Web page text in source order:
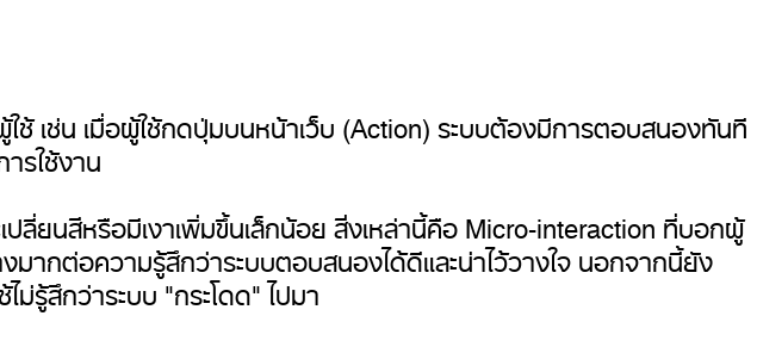
เช่น เมื่อผู้ใช้กดปุ่มบนหน้าเว็บ (Action) ระบบต้องมีการตอบสนองทันที
รใช้งาน
ลี่ยนสีหรือมีเงาเพิ่มขึ้นเล็กน้อย สิ่งเหล่านี้คือ Micro-interaction ที่บอกผู้
มากต่อความรู้สึกว่าระบบตอบสนองได้ดีและน่าไว้วางใจ นอกจากนี้ยัง
รู้สึกว่าระบบ "กระโดด" ไปมา